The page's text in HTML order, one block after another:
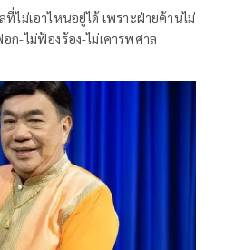
ที่ไม่เอาไหนอยู่ได้ เพราะฝ่ายค้านไม่
ก-ไม่ฟ้องร้อง-ไม่เคารพศาล